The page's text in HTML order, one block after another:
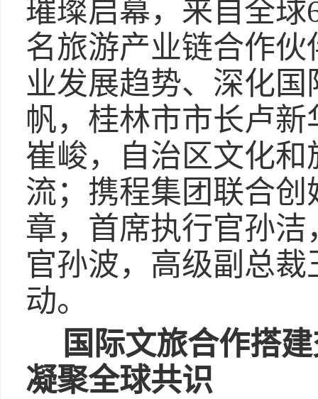
璀璨启幕，来自全球
名旅游产业链合作
业发展趋势、深化
帆，桂林市市长卢
崔峻，自治区文化
流；携程集团联合
章，首席执行官孙
官孙波，高级副总
动。
国际文旅合作搭
凝聚全球共识